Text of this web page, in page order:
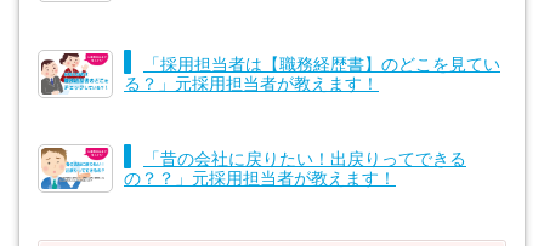
「採用担当者は【職務経歴書】のどこを見てい
る？」元採用担当者が教えます！
「昔の会社に戻りたい！出戻りってできる
の？？」元採用担当者が教えます！